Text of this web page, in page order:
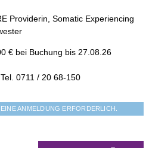
Providerin, Somatic Experiencing
€ bei Buchung bis 27.08.26
, Tel. 0711 / 20 68-150
ANMELDUNG ERFORDERLICH.